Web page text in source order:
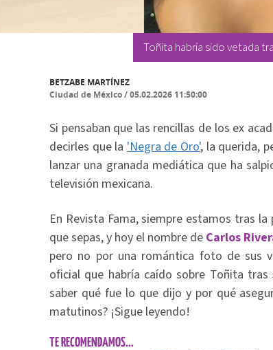
Toñita habría sido vetada
BETZABE MARTÍNEZ
Ciudad de México/05.02.2026 11:50:00
Si pensaban que las rencillas de los ex
decirles que la'Negra de Oro', la querida,
lanzar una granada mediática que ha
televisión mexicana.
En Revista Fama, siempre estamos tras
que sepas, y hoy el nombre de Carlos
pero no por una romántica foto de sus
oficial que habría caído sobre Toñita tras
saber qué fue lo que dijo y por qué
matutinos? ¡Sigue leyendo!
TE RECOMENDAMOS...